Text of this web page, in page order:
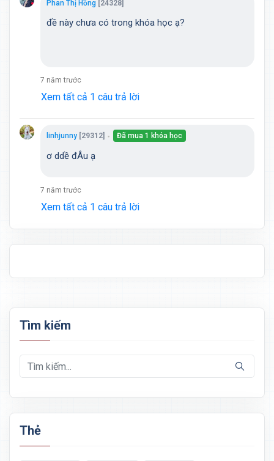
Phan Thị Hồng [24328]
đề này chưa có trong khóa học ạ?
7 năm trước
Xem tất cả 1 câu trả lời
linhjunny [29312] ● Đã mua 1 khóa học
ơ ddề đÂu ạ
7 năm trước
Xem tất cả 1 câu trả lời
Tìm kiếm
Thẻ